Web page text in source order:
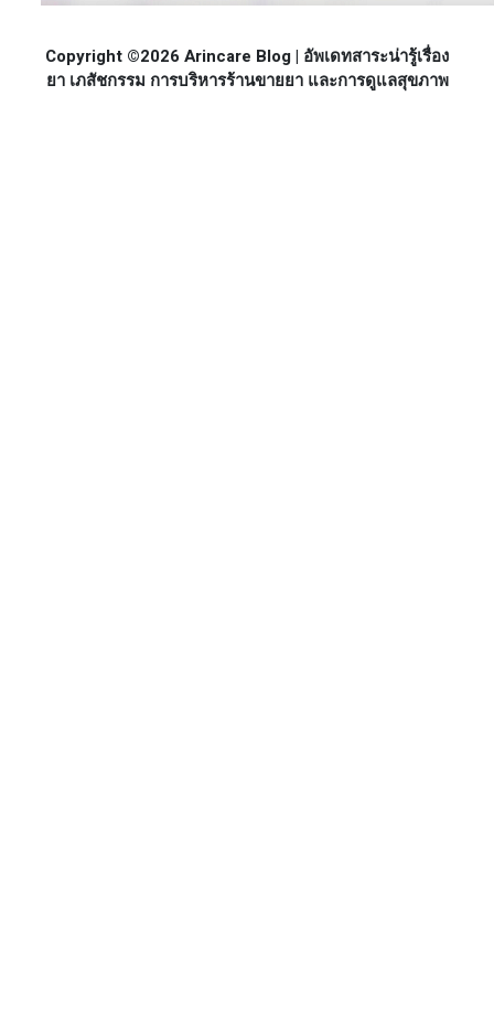
Copyright ©2026 Arincare Blog | อัพเดทสาระน่ารู้เรื่อง
ยา เภสัชกรรม การบริหารร้านขายยา และการดูแลสุขภาพ